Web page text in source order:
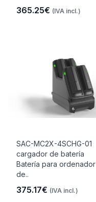
365.25€ (IVA incl.)
SAC-MC2X-4SCHG-01
cargador de batería
Batería para ordenador
de..
375.17€ (IVA incl.)